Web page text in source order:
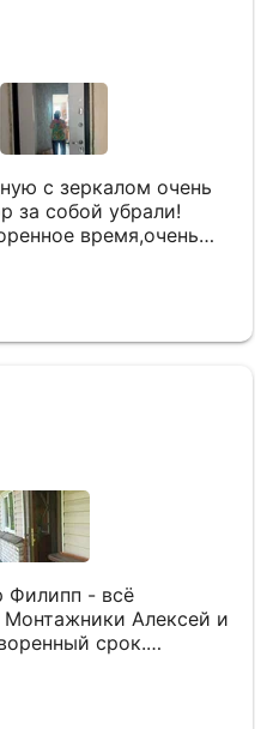
с зеркалом очень
за собой убрали!
время,очень
и цена!
Филипп - всё
Монтажники Алексей и
срок.
и установили
Быстро и качественно
большое спасибо